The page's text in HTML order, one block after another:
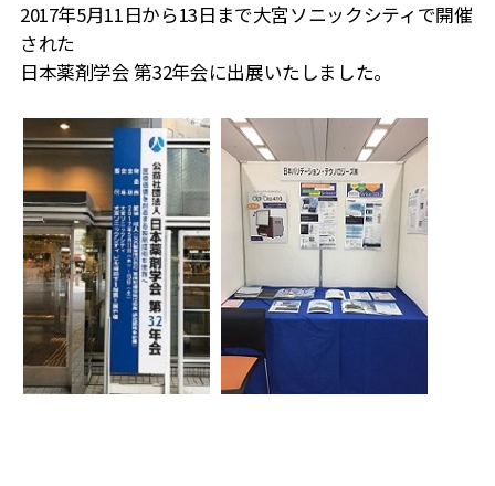
2017年5月11日から13日まで大宮ソニックシティで開催
された
日本薬剤学会 第32年会に出展いたしました。